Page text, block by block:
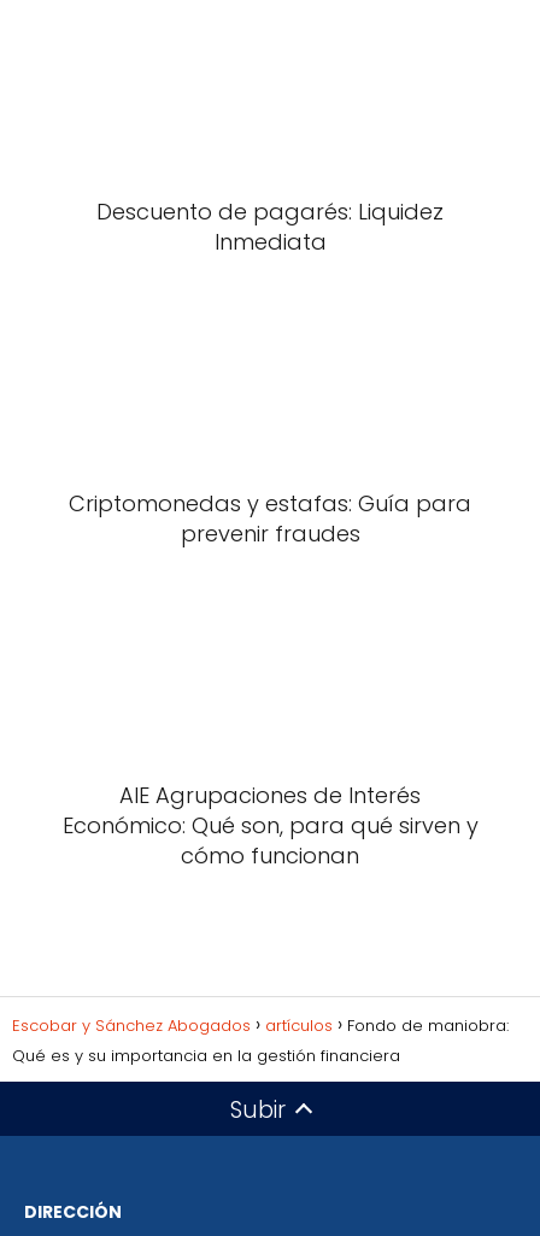
Descuento de pagarés: Liquidez
Inmediata
Criptomonedas y estafas: Guía para
prevenir fraudes
AIE Agrupaciones de Interés
Económico: Qué son, para qué sirven y
cómo funcionan
Escobar y Sánchez Abogados artículos
Fondo de maniobra:
Qué es y su importancia en la gestión financiera
Subir
DIRECCIÓN